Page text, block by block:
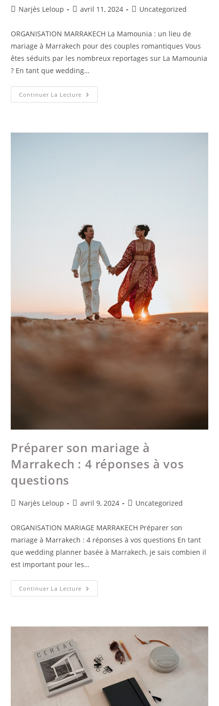
Narjès Leloup avril 11, 2024 Uncategorized
ORGANISATION MARRAKECH La Mamounia : un lieu de
mariage à Marrakech pour des couples romantiques Vous
êtes séduits par les nombreux reportages sur La Mamounia
? En tant que wedding…
Continuer La Lecture
Préparer son mariage à
Marrakech : 4 réponses à vos
questions
Narjès Leloup avril 9, 2024 Uncategorized
ORGANISATION MARIAGE MARRAKECH Préparer son
mariage à Marrakech : 4 réponses à vos questions En tant
que wedding planner basée à Marrakech, je sais combien il
est important pour les…
Continuer La Lecture